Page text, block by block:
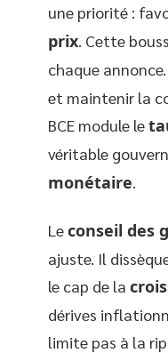
une priorité :
prix . Cette
chaque
et maintenir la
BCE module le
véritable
monétaire
Leconseil des
ajuste. Il
le cap de la
dérives
limite pas à la